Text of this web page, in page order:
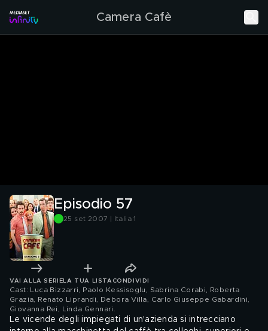
Camera Cafè
Episodio 57
25 set 2007 | Italia 1
VAI ALLA SERIE LA TUA LISTA CONDIVIDI
Cast: Luca Bizzarri, Paolo Kessisoglu, Sabrina Corabi, Roberta
Grazia, Renato Liprandi, Debora Villa, Carlo Giuseppe Gabardini,
Giovanna Rei, Linda Gennari
Le vicende degli impiegati di un'azienda si intrecciano